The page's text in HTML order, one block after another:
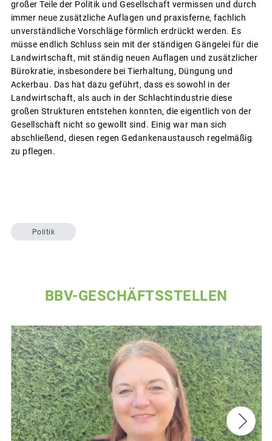
großer Teile der Politik und Gesellschaft vermissen und durch
immer neue zusätzliche Auflagen und praxisferne, fachlich
unverständliche Vorschläge förmlich erdrückt werden. Es
müsse endlich Schluss sein mit der ständigen Gängelei für die
Landwirtschaft, mit ständig neuen Auflagen und zusätzlicher
Bürokratie, insbesondere bei Tierhaltung, Düngung und
Ackerbau. Das hat dazu geführt, dass es sowohl in der
Landwirtschaft, als auch in der Schlachtindustrie diese
großen Strukturen entstehen konnten, die eigentlich von der
Gesellschaft nicht so gewollt sind. Einig war man sich
abschließend, diesen regen Gedankenaustausch regelmäßig
zu pflegen.
Politik
BBV-GESCHÄFTSSTELLEN